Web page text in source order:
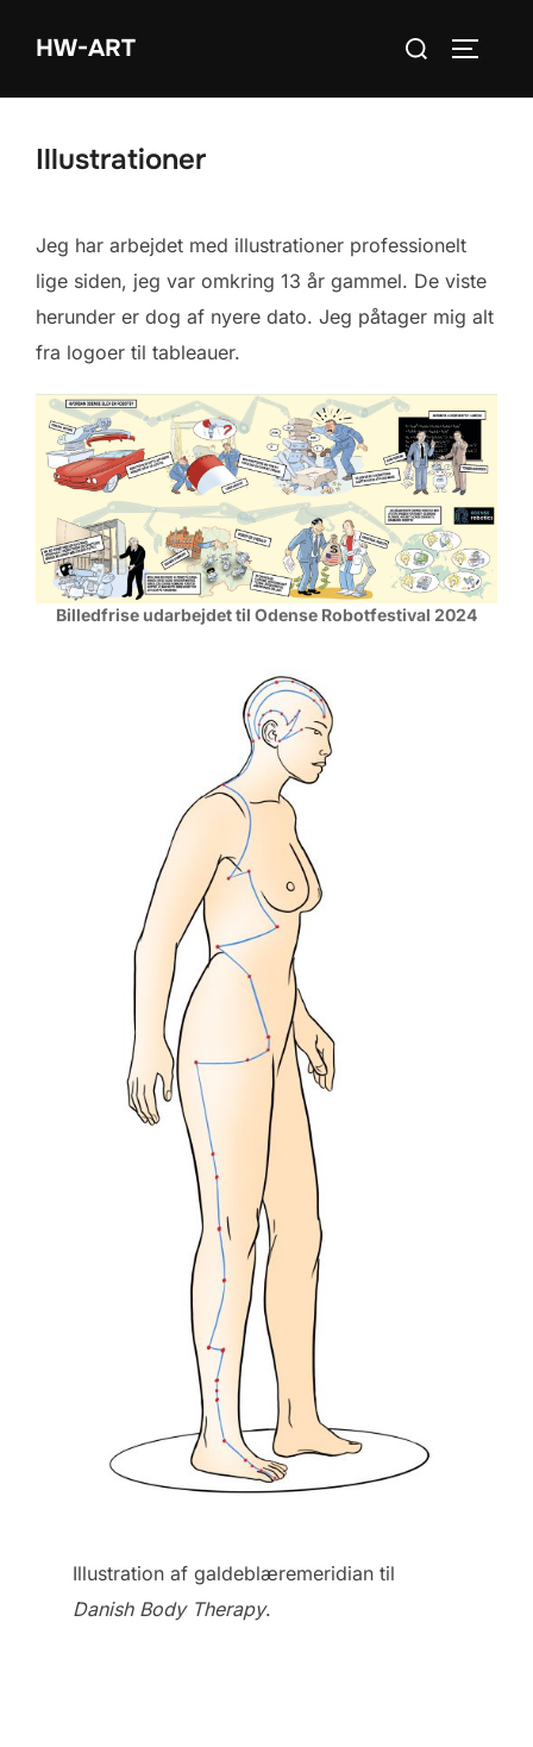
HW-ART
Søg
Illustrationer
Jeg har arbejdet med illustrationer professionelt
lige siden, jeg var omkring 13 år gammel. De viste
herunder er dog af nyere dato. Jeg påtager mig alt
fra logoer til tableauer.
Billedfrise udarbejdet til Odense Robotfestival 2024
Illustration af galdeblæremeridian til
Danish Body Therapy.